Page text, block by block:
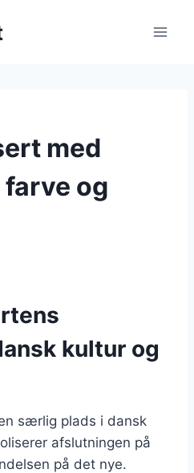
med
og
kultur og
særlig plads i dansk
afslutningen på
på det nye.